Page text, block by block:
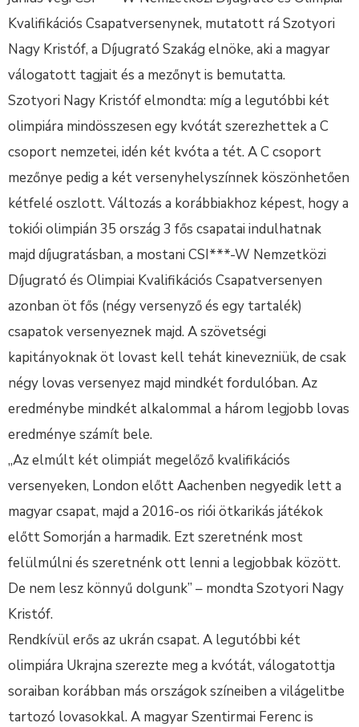
Kvalifikációs Csapatversenynek, mutatott rá Szotyori
Nagy Kristóf, a Díjugrató Szakág elnöke, aki a magyar
válogatott tagjait és a mezőnyt is bemutatta.
Szotyori Nagy Kristóf elmondta: míg a legutóbbi két
olimpiára mindösszesen egy kvótát szerezhettek a C
csoport nemzetei, idén két kvóta a tét. A C csoport
mezőnye pedig a két versenyhelyszínnek köszönhetően
kétfelé oszlott. Változás a korábbiakhoz képest, hogy a
tokiói olimpián 35 ország 3 fős csapatai indulhatnak
majd díjugratásban, a mostani CSI***-W Nemzetközi
Díjugrató és Olimpiai Kvalifikációs Csapatversenyen
azonban öt fős (négy versenyző és egy tartalék)
csapatok versenyeznek majd. A szövetségi
kapitányoknak öt lovast kell tehát kinevezniük, de csak
négy lovas versenyez majd mindkét fordulóban. Az
eredménybe mindkét alkalommal a három legjobb lovas
eredménye számít bele.
„Az elmúlt két olimpiát megelőző kvalifikációs
versenyeken, London előtt Aachenben negyedik lett a
magyar csapat, majd a 2016-os riói ötkarikás játékok
előtt Somorján a harmadik. Ezt szeretnénk most
felülmúlni és szeretnénk ott lenni a legjobbak között.
De nem lesz könnyű dolgunk” – mondta Szotyori Nagy
Kristóf.
Rendkívül erős az ukrán csapat. A legutóbbi két
olimpiára Ukrajna szerezte meg a kvótát, válogatottja
soraiban korábban más országok színeiben a világelitbe
tartozó lovasokkal. A magyar Szentirmai Ferenc is